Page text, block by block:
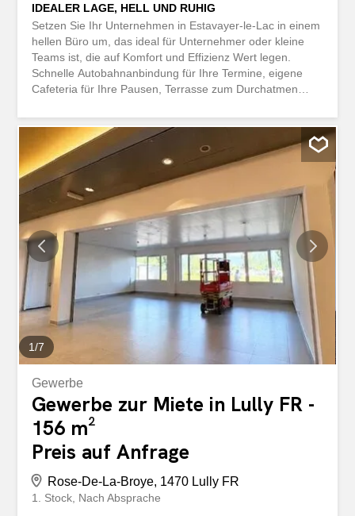
IDEALER LAGE, HELL UND RUHIG
Setzen Sie Ihr Unternehmen in Estavayer-le-Lac in einem
hellen Büro um, das ideal für Unternehmer oder kleine
Teams ist, die auf Komfort und Effizienz Wert legen.
Schnelle Autobahnanbindung für Ihre Termine, eigene
Cafeteria für Ihre Pausen, Terrasse zum Durchatmen
und dynamisch. 2 Parkplätze sind zusätzlich verfügbar.
Diese BETTERHOMES-Angebot zeichnet sich durch
folgende Vorteile aus: - Schnelle Autobahnanbindung -
Helles Büro - Eigene Cafeteria - Terrasse - 2 Parkplätze
zusätzlich - Lage in einem Gewerbegebiet - u.v.m. ...
Interessiert? Kontaktieren Sie uns für eine kostenlose
Besichtigung! Nichts Passendes dabei? Über 2 000
weitere Objekte finden Sie auf: www.betterhomes.ch –
Der Schweizer Spezialist für Immobilientransaktionen. Sie
haben eine Immobilie zum Verkauf? Nutzen Sie unser
Know-how: https://www.betterhomes.ch/fr/profiter Sie
möchten wissen, wie viel Ihre Immobilie wert ist? Lassen
Sie sich jetzt...
1/7
Gewerbe
Gewerbe zur Miete in Lully FR -
156 m²
Preis auf Anfrage
Rose-De-La-Broye, 1470 Lully FR
1. Stock Nach Absprache